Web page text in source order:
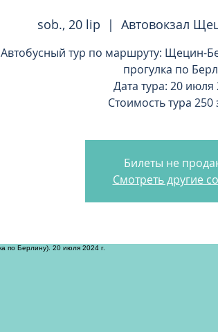
sob., 20 lip
  |
Автовокзал
Автобусный тур по маршруту: Щецин-
прогулка по
Дата тура: 20 июля
Стоимость тура 250
Билеты не
Смотреть другие